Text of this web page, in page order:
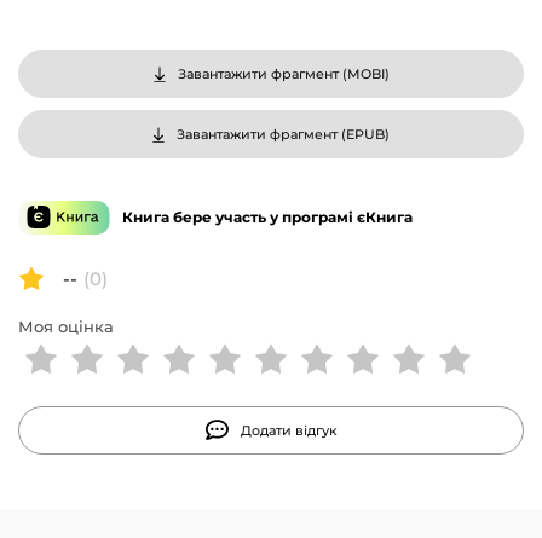
Чому варто читати: Книги про пригоди друзів Фелікса,
Нета і Ніки стали бестселером не лише у Польщі, а й
далеко за її межами. Крім української вони вже
перекладені литовською, угорською та чеською
Гаррі Поттером».За мотивами другої книги серії
знято фільм, прем’єра якого відбулася 28 вересня 2012
року.
Завантажити фрагмент (MOBI)
Завантажити фрагмент (EPUB)
Книга бере участь у програмі єКнига
-- (0)
Моя оцінка
Додати відгук